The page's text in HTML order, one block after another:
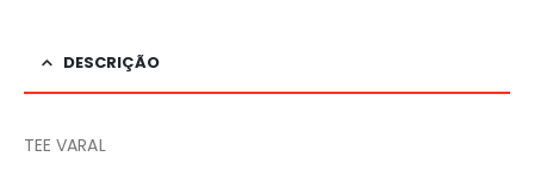
DESCRIÇÃO
TEE VARAL